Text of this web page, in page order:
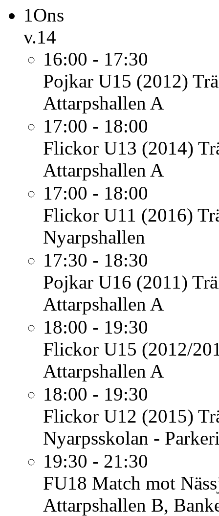
1Ons
v.14
16:00 - 17:30
Pojkar U15 (2012)
Attarpshallen A
17:00 - 18:00
Flickor U13 (2014)
Attarpshallen A
17:00 - 18:00
Flickor U11 (2016)
Nyarpshallen
17:30 - 18:30
Pojkar U16 (2011)
Attarpshallen A
18:00 - 19:30
Flickor U15 (2012/
Attarpshallen A
18:00 - 19:30
Flickor U12 (2015)
Nyarpsskolan -
19:30 - 21:30
FU18 Match mot
Attarpshallen B,